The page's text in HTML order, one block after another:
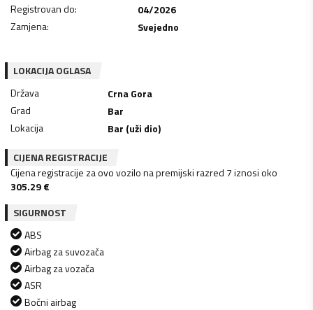
Registrovan do:
04/2026
Zamjena: Svejedno
LOKACIJA OGLASA
Država
Crna Gora
Grad
Bar
Lokacija
Bar (uži dio)
CIJENA REGISTRACIJE
Cijena registracije za ovo vozilo na premijski razred 7 iznosi oko
305.29€
SIGURNOST
ABS
Airbag za suvozača
Airbag za vozača
ASR
Bočni airbag